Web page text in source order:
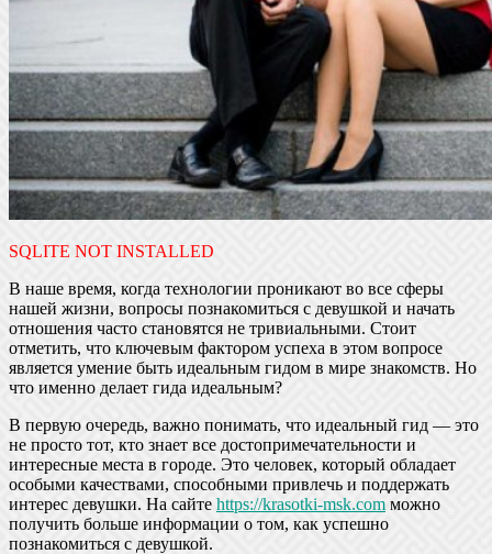
SQLITE NOT INSTALLED
В наше время, когда технологии проникают во все сферы
нашей жизни, вопросы познакомиться с девушкой и начать
отношения часто становятся не тривиальными. Стоит
отметить, что ключевым фактором успеха в этом вопросе
является умение быть идеальным гидом в мире знакомств. Но
что именно делает гида идеальным?
В первую очередь, важно понимать, что идеальный гид — это
не просто тот, кто знает все достопримечательности и
интересные места в городе. Это человек, который обладает
особыми качествами, способными привлечь и поддержать
интерес девушки. На сайте https://krasotki-msk.com можно
получить больше информации о том, как успешно
познакомиться с девушкой.